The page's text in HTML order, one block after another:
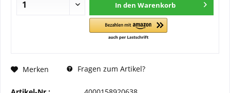
In den Warenkorb
Merken Fragen zum Artikel?